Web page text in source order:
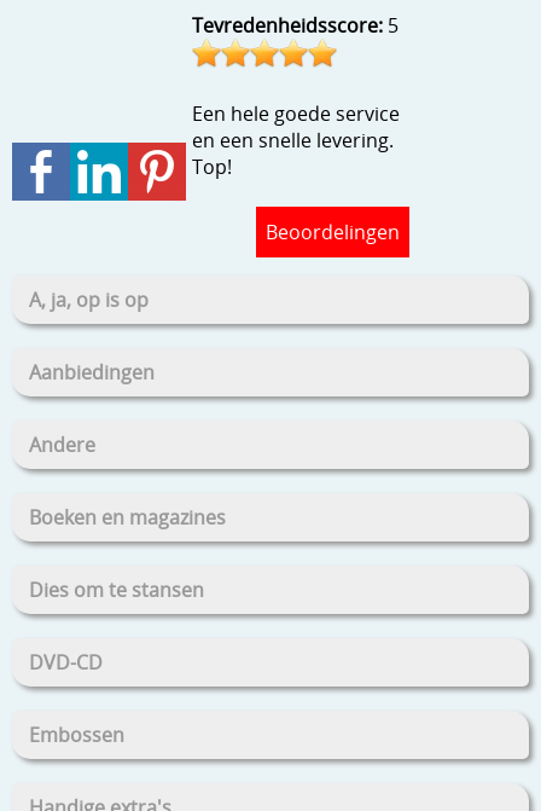
Tevredenheidsscore: 5
Een hele goede service
en een snelle levering.
Top!
Beoordelingen
A, ja, op is op
Aanbiedingen
Andere
Boeken en magazines
Dies om te stansen
DVD-CD
Embossen